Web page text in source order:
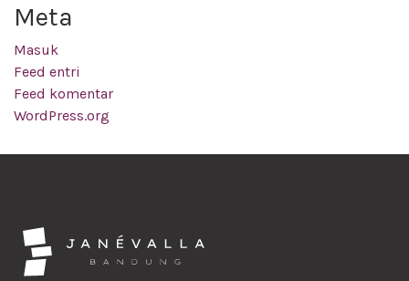
Meta
Masuk
Feed entri
Feed komentar
WordPress.org